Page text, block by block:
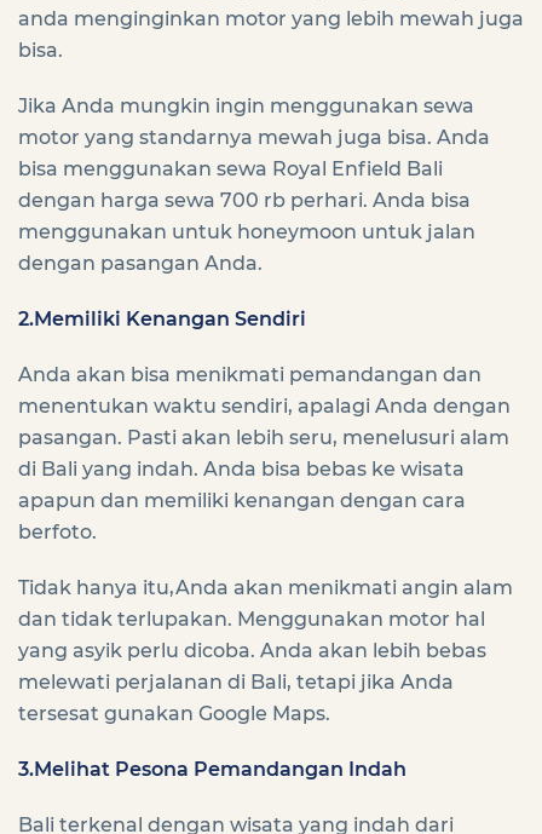
anda menginginkan motor yang lebih mewah juga
bisa.
Jika Anda mungkin ingin menggunakan sewa
motor yang standarnya mewah juga bisa. Anda
bisa menggunakan sewa Royal Enfield Bali
dengan harga sewa 700 rb perhari. Anda bisa
menggunakan untuk honeymoon untuk jalan
dengan pasangan Anda.
2.Memiliki Kenangan Sendiri
Anda akan bisa menikmati pemandangan dan
menentukan waktu sendiri, apalagi Anda dengan
pasangan. Pasti akan lebih seru, menelusuri alam
di Bali yang indah. Anda bisa bebas ke wisata
apapun dan memiliki kenangan dengan cara
berfoto.
Tidak hanya itu,Anda akan menikmati angin alam
dan tidak terlupakan. Menggunakan motor hal
yang asyik perlu dicoba. Anda akan lebih bebas
melewati perjalanan di Bali, tetapi jika Anda
tersesat gunakan Google Maps.
3.Melihat Pesona Pemandangan Indah
Bali terkenal dengan wisata yang indah dari